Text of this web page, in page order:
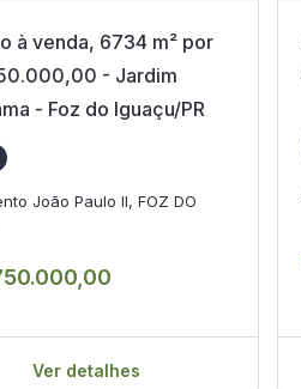
à venda, 6734 m² por
- Jardim
- Foz do Iguaçu/PR
João Paulo II, FOZ DO
Ver detalhes